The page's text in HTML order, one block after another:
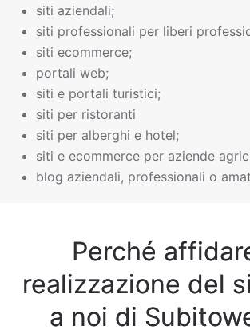
siti aziendali;
siti professionali per liberi
siti ecommerce;
portali web;
siti e portali turistici;
siti per ristoranti
siti per alberghi e hotel;
siti e ecommerce per aziende
blog aziendali, professionali o
Perché
realizzazione del
a noi di